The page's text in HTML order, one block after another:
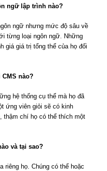
ngữ lập trình nào?
ngữ nhưng mức độ sâu về
từng loại ngôn ngữ. Những
giá giá trị tổng thể của họ đối
nào?
hệ thống cụ thể mà họ đã
ứng viên giỏi sẽ có kinh
thậm chí họ có thể thích một
và tại sao?
riêng họ. Chúng có thể hoặc